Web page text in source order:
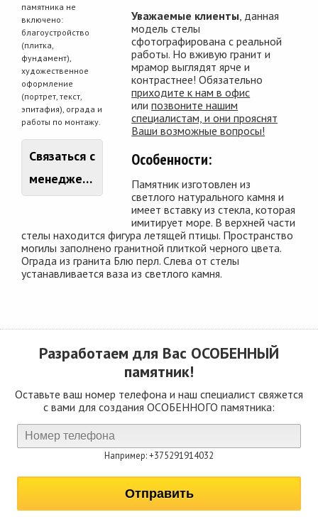
памятника не
включено:
благоустройство
(плитка,
фундамент),
художественное
оформление
(портрет, текст,
эпитафия), ограда и
работы по монтажу.
Связаться с
менеджером
Уважаемые клиенты , данная
модель стелы
сфотографирована с реальной
работы. Но вживую гранит и
мрамор выглядят ярче и
контрастнее! Обязательно
приходите к нам в офис
илипозвоните нашим
специалистам, и они прояснят
Ваши возможные вопросы!
Особенности:
Памятник изготовлен из
светлого натурального камня и
имеет вставку из стекла, которая
имитирует море. В верхней части
стелы находится фигура летящей птицы. Пространство
могилы заполнено гранитной плиткой черного цвета.
Ограда из гранита Блю перл. Слева от стелы
устанавливается ваза из светлого камня.
Разработаем для Вас ОСОБЕННЫЙ
памятник!
Оставьте ваш номер телефона и наш специалист свяжется
с вами для создания ОСОБЕННОГО памятника:
Например: +375291914032